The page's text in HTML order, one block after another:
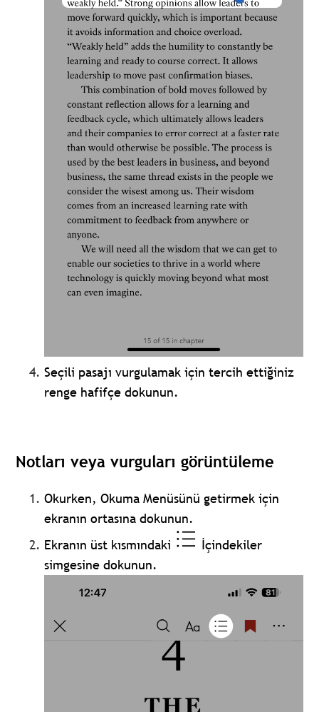
Seçili pasajı vurgulamak için tercih ettiğiniz
renge hafifçe dokunun.
Notları veya vurguları görüntüleme
Okurken, Okuma Menüsünü getirmek için
ekranın ortasına dokunun.
Ekranın üst kısmındaki
İçindekiler
simgesine dokunun.